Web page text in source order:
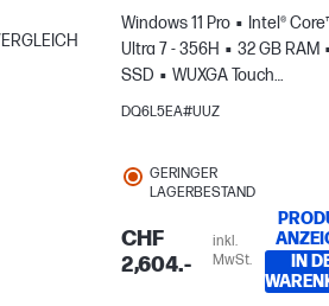
zum Vergleichen
Windows 11 Pro
Intel®
Ultra 7 - 356H
32 GB RAM
SSD
WUXGA Touch
screen
Intel® Graphics
DQ6L5EA#UUZ
GERINGER
LAGERBESTAND
CHF
2,604.-
inkl.
MwSt.
IN